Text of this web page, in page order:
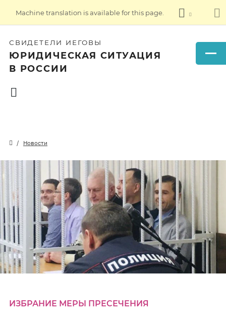
Machine translation is available for this page.
СВИДЕТЕЛИ ИЕГОВЫ
ЮРИДИЧЕСКАЯ СИТУАЦИЯ
В РОССИИ
Новости
ИЗБРАНИЕ МЕРЫ ПРЕСЕЧЕНИЯ